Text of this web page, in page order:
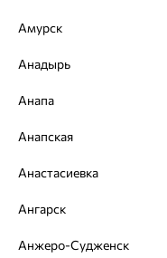
64%
сапфир, Alexandra Gr
от 49 387
Амурск
Анадырь
Анапа
Анапская
Анастасиевка
Ангарск
Анжеро-Судженск